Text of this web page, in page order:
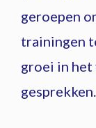
geroepen
trainingen
groei in het
gesprekken.